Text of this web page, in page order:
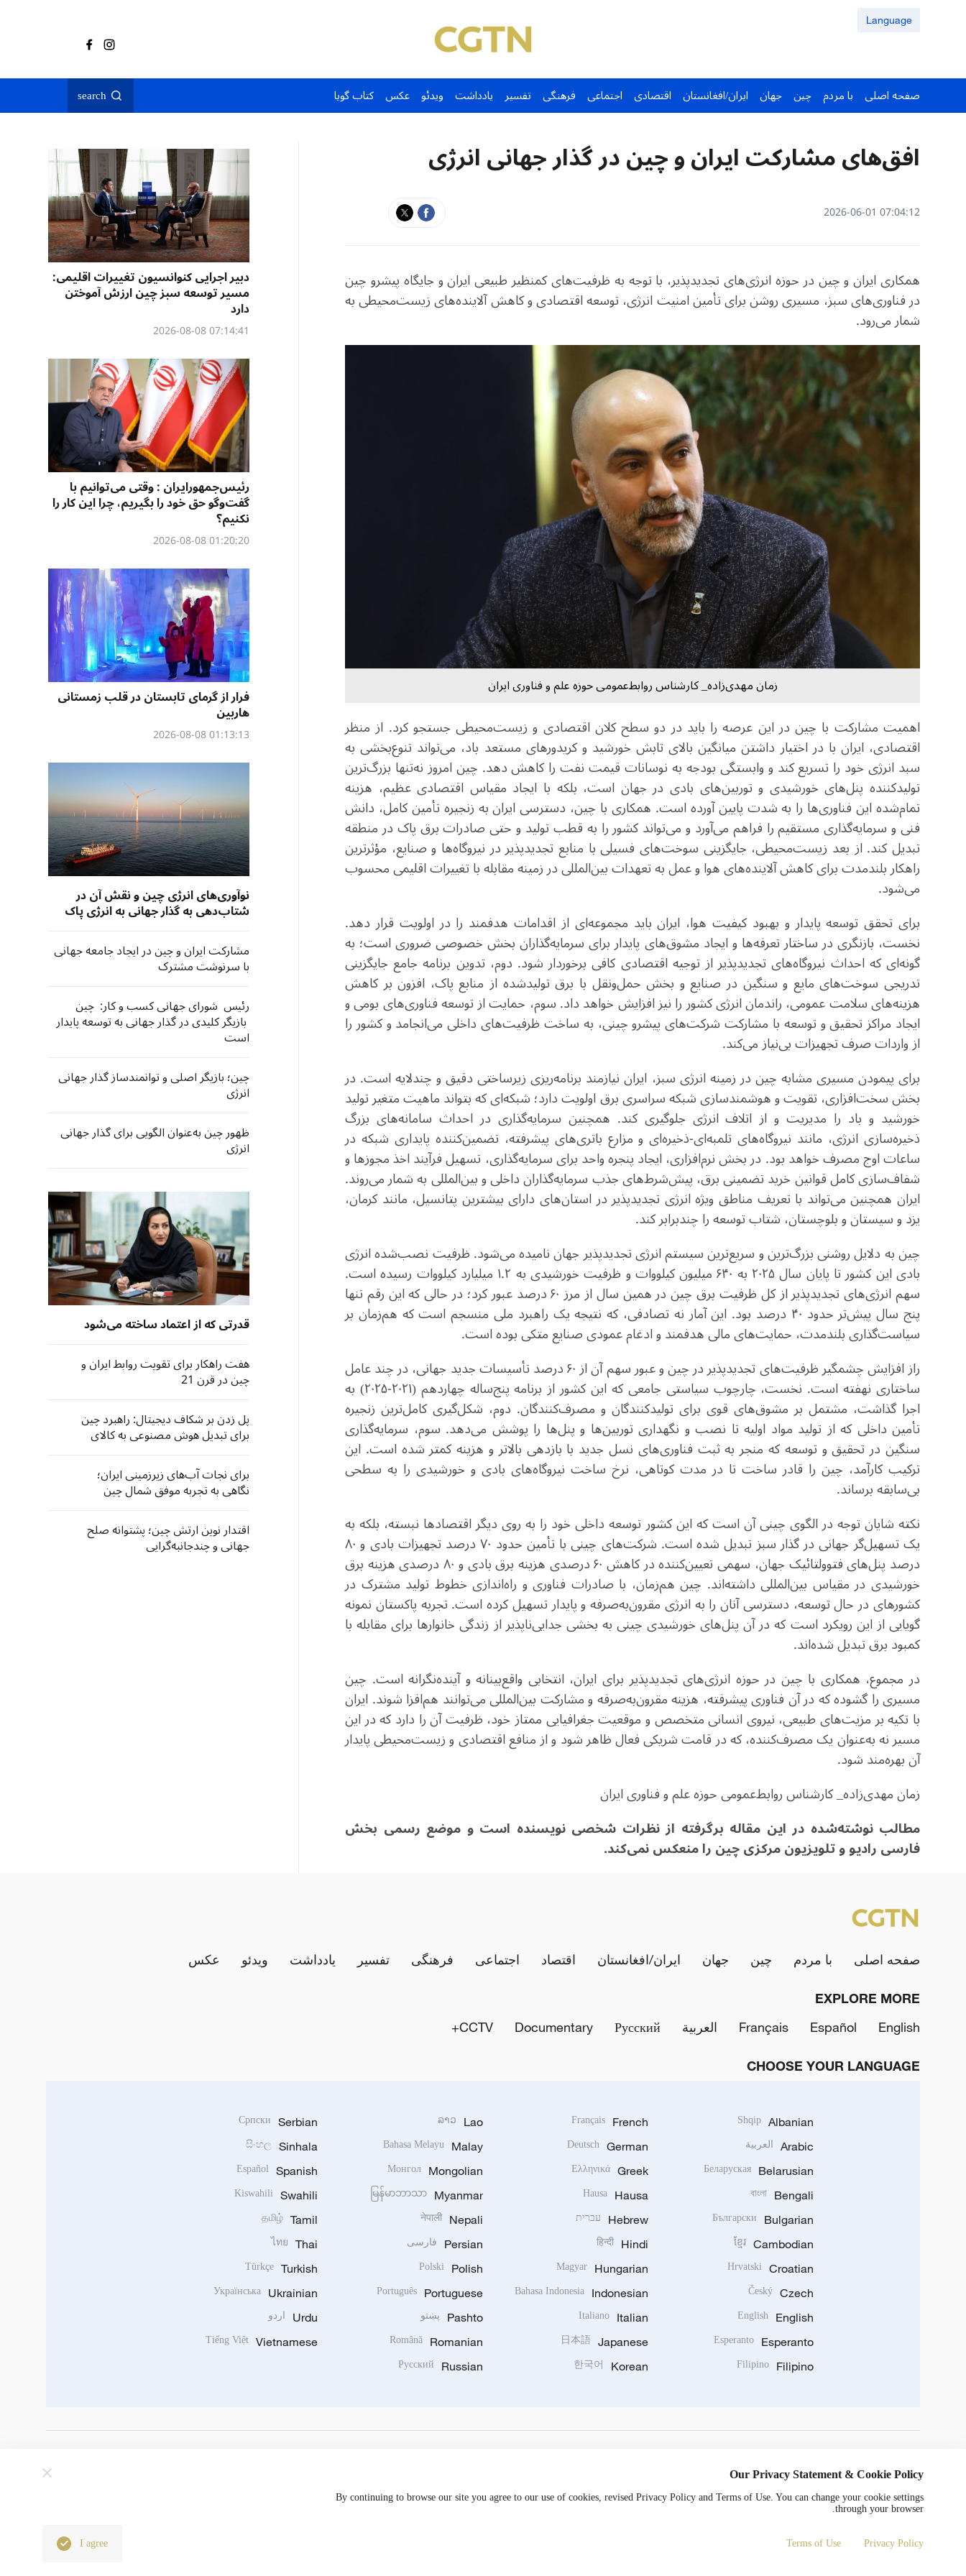
Language
صفحه اصلی با مردم چین جهان ایران/افغانستان اقتصادی اجتماعی فرهنگی تفسیر یادداشت ویدئو عکس کتاب گویا search
افق‌های مشارکت ایران و چین در گذار جهانی انرژی
07:04:12 2026-06-01
همکاری ایران و چین در حوزه انرژی‌های تجدیدپذیر، با توجه به ظرفیت‌های کمنظیر طبیعی ایران و جایگاه پیشرو چین
در فناوری‌های سبز، مسیری روشن برای تأمین امنیت انرژی، توسعه اقتصادی و کاهش آلاینده‌های زیست‌محیطی به
شمار می‌رود.
زمان مهدی‌زاده_ کارشناس روابط‌عمومی حوزه علم و فناوری ایران
اهمیت مشارکت با چین در این عرصه را باید در دو سطح کلان اقتصادی و زیست‌محیطی جستجو کرد. از منظر
اقتصادی، ایران با در اختیار داشتن میانگین بالای تابش خورشید و کریدورهای مستعد باد، می‌تواند تنوع‌بخشی به
سبد انرژی خود را تسریع کند و وابستگی بودجه به نوسانات قیمت نفت را کاهش دهد. چین امروز نه‌تنها بزرگ‌ترین
تولیدکننده پنل‌های خورشیدی و توربین‌های بادی در جهان است، بلکه با ایجاد مقیاس اقتصادی عظیم، هزینه
تمام‌شده این فناوری‌ها را به شدت پایین آورده است. همکاری با چین، دسترسی ایران به زنجیره تأمین کامل، دانش
فنی و سرمایه‌گذاری مستقیم را فراهم می‌آورد و می‌تواند کشور را به قطب تولید و حتی صادرات برق پاک در منطقه
تبدیل کند. از بعد زیست‌محیطی، جایگزینی سوخت‌های فسیلی با منابع تجدیدپذیر در نیروگاه‌ها و صنایع، مؤثرترین
راهکار بلندمدت برای کاهش آلاینده‌های هوا و عمل به تعهدات بین‌المللی در زمینه مقابله با تغییرات اقلیمی محسوب
می‌شود.
برای تحقق توسعه پایدار و بهبود کیفیت هوا، ایران باید مجموعه‌ای از اقدامات هدفمند را در اولویت قرار دهد.
نخست، بازنگری در ساختار تعرفه‌ها و ایجاد مشوق‌های پایدار برای سرمایه‌گذاران بخش خصوصی ضروری است؛ به
گونه‌ای که احداث نیروگاه‌های تجدیدپذیر از توجیه اقتصادی کافی برخوردار شود. دوم، تدوین برنامه جامع جایگزینی
تدریجی سوخت‌های مایع و سنگین در صنایع و بخش حمل‌ونقل با برق تولیدشده از منابع پاک، افزون بر کاهش
هزینه‌های سلامت عمومی، راندمان انرژی کشور را نیز افزایش خواهد داد. سوم، حمایت از توسعه فناوری‌های بومی و
ایجاد مراکز تحقیق و توسعه با مشارکت شرکت‌های پیشرو چینی، به ساخت ظرفیت‌های داخلی می‌انجامد و کشور را
از واردات صرف تجهیزات بی‌نیاز می‌کند.
برای پیمودن مسیری مشابه چین در زمینه انرژی سبز، ایران نیازمند برنامه‌ریزی زیرساختی دقیق و چندلایه است. در
بخش سخت‌افزاری، تقویت و هوشمندسازی شبکه سراسری برق اولویت دارد؛ شبکه‌ای که بتواند ماهیت متغیر تولید
خورشید و باد را مدیریت و از اتلاف انرژی جلوگیری کند. همچنین سرمایه‌گذاری در احداث سامانه‌های بزرگ
ذخیره‌سازی انرژی، مانند نیروگاه‌های تلمبه‌ای-ذخیره‌ای و مزارع باتری‌های پیشرفته، تضمین‌کننده پایداری شبکه در
ساعات اوج مصرف خواهد بود. در بخش نرم‌افزاری، ایجاد پنجره واحد برای سرمایه‌گذاری، تسهیل فرآیند اخذ مجوزها و
شفاف‌سازی کامل قوانین خرید تضمینی برق، پیش‌شرط‌های جذب سرمایه‌گذاران داخلی و بین‌المللی به شمار می‌روند.
ایران همچنین می‌تواند با تعریف مناطق ویژه انرژی تجدیدپذیر در استان‌های دارای بیشترین پتانسیل، مانند کرمان،
یزد و سیستان و بلوچستان، شتاب توسعه را چندبرابر کند.
چین به دلایل روشنی بزرگ‌ترین و سریع‌ترین سیستم انرژی تجدیدپذیر جهان نامیده می‌شود. ظرفیت نصب‌شده انرژی
بادی این کشور تا پایان سال ۲۰۲۵ به ۶۴۰ میلیون کیلووات و ظرفیت خورشیدی به ۱.۲ میلیارد کیلووات رسیده است.
سهم انرژی‌های تجدیدپذیر از کل ظرفیت برق چین در همین سال از مرز ۶۰ درصد عبور کرد؛ در حالی که این رقم تنها
پنج سال پیش‌تر حدود ۴۰ درصد بود. این آمار نه تصادفی، که نتیجه یک راهبرد ملی منسجم است که هم‌زمان بر
سیاست‌گذاری بلندمدت، حمایت‌های مالی هدفمند و ادغام عمودی صنایع متکی بوده است.
راز افزایش چشمگیر ظرفیت‌های تجدیدپذیر در چین و عبور سهم آن از ۶۰ درصد تأسیسات جدید جهانی، در چند عامل
ساختاری نهفته است. نخست، چارچوب سیاستی جامعی که این کشور از برنامه پنج‌ساله چهاردهم (۲۰۲۱-۲۰۲۵) به
اجرا گذاشت، مشتمل بر مشوق‌های قوی برای تولیدکنندگان و مصرف‌کنندگان. دوم، شکل‌گیری کامل‌ترین زنجیره
تأمین داخلی که از تولید مواد اولیه تا نصب و نگهداری توربین‌ها و پنل‌ها را پوشش می‌دهد. سوم، سرمایه‌گذاری
سنگین در تحقیق و توسعه که منجر به ثبت فناوری‌های نسل جدید با بازدهی بالاتر و هزینه کمتر شده است. این
ترکیب کارآمد، چین را قادر ساخت تا در مدت کوتاهی، نرخ ساخت نیروگاه‌های بادی و خورشیدی را به سطحی
بی‌سابقه برساند.
نکته شایان توجه در الگوی چینی آن است که این کشور توسعه داخلی خود را به روی دیگر اقتصادها نبسته، بلکه به
یک تسهیل‌گر جهانی در گذار سبز تبدیل شده است. شرکت‌های چینی با تأمین حدود ۷۰ درصد تجهیزات بادی و ۸۰
درصد پنل‌های فتوولتائیک جهان، سهمی تعیین‌کننده در کاهش ۶۰ درصدی هزینه برق بادی و ۸۰ درصدی هزینه برق
خورشیدی در مقیاس بین‌المللی داشته‌اند. چین هم‌زمان، با صادرات فناوری و راه‌اندازی خطوط تولید مشترک در
کشورهای در حال توسعه، دسترسی آنان را به انرژی مقرون‌به‌صرفه و پایدار تسهیل کرده است. تجربه پاکستان نمونه
گویایی از این رویکرد است که در آن پنل‌های خورشیدی چینی به بخشی جدایی‌ناپذیر از زندگی خانوارها برای مقابله با
کمبود برق تبدیل شده‌اند.
در مجموع، همکاری با چین در حوزه انرژی‌های تجدیدپذیر برای ایران، انتخابی واقع‌بینانه و آینده‌نگرانه است. چین
مسیری را گشوده که در آن فناوری پیشرفته، هزینه مقرون‌به‌صرفه و مشارکت بین‌المللی می‌توانند هم‌افزا شوند. ایران
با تکیه بر مزیت‌های طبیعی، نیروی انسانی متخصص و موقعیت جغرافیایی ممتاز خود، ظرفیت آن را دارد که در این
مسیر نه به‌عنوان یک مصرف‌کننده، که در قامت شریکی فعال ظاهر شود و از منافع اقتصادی و زیست‌محیطی پایدار
آن بهره‌مند شود.
زمان مهدی‌زاده_ کارشناس روابط‌عمومی حوزه علم و فناوری ایران
مطالب نوشته‌شده در این مقاله برگرفته از نظرات شخصی نویسنده است و موضع رسمی بخش
فارسی رادیو و تلویزیون مرکزی چین را منعکس نمی‌کند.
دبیر اجرایی کنوانسیون تغییرات اقلیمی:
مسیر توسعه سبز چین ارزش آموختن
دارد
07:14:41 2026-08-08
رئیس‌جمهورایران : وقتی می‌توانیم با
گفت‌وگو حق خود را بگیریم، چرا این کار را
نکنیم؟
01:20:20 2026-08-08
فرار از گرمای تابستان در قلب زمستانی
هاربین
01:13:13 2026-08-08
نوآوری‌های انرژی چین و نقش آن در
شتاب‌دهی به گذار جهانی به انرژی پاک
مشارکت ایران و چین در ایجاد جامعه جهانی
با سرنوشت مشترک
رئیس شورای جهانی کسب و کار: چین
بازیگر کلیدی در گذار جهانی به توسعه پایدار
است
چین؛ بازیگر اصلی و توانمندساز گذار جهانی
انرژی
ظهور چین به‌عنوان الگویی برای گذار جهانی
انرژی
قدرتی که از اعتماد ساخته می‌شود
هفت راهکار برای تقویت روابط ایران و
چین در قرن 21
پل زدن بر شکاف دیجیتال: راهبرد چین
برای تبدیل هوش مصنوعی به کالای
عمومی جهانی
برای نجات آب‌های زیرزمینی ایران؛
نگاهی به تجربه موفق شمال چین
اقتدار نوین ارتش چین؛ پشتوانه‌ صلح
جهانی و چندجانبه‌گرایی
صفحه اصلی با مردم چین جهان ایران/افغانستان اقتصاد اجتماعی فرهنگی تفسیر یادداشت ویدئو عکس
EXPLORE MORE
English
Español
Français العربية Русский
Documentary
CCTV+
CHOOSE YOUR LANGUAGE
Albanian
Shqip
Arabic العربية
Belarusian
Беларуская
Bengali
বাংলা
Bulgarian
Български
Cambodian
ខ្មែរ
Croatian
Hrvatski
Czech
Český
English
English
Esperanto
Esperanto
Filipino
Filipino
French
Français
German
Deutsch
Greek
Ελληνικά
Hausa
Hausa
Hebrew עברית
Hindi
हिन्दी
Hungarian
Magyar
Indonesian
Bahasa Indonesia
Italian
Italiano
Japanese
日本語
Korean
한국어
Lao
ລາວ
Malay
Bahasa Melayu
Mongolian
Монгол
Myanmar
မြန်မာဘာသာ
Nepali
नेपाली
Persian فارسی
Polish
Polski
Portuguese
Português
Pashto پښتو
Romanian
Română
Russian
Русский
Serbian
Српски
Sinhala
සිංහල
Spanish
Español
Swahili
Kiswahili
Tamil
தமிழ்
Thai
ไทย
Turkish
Türkçe
Ukrainian
Українська
Urdu اردو
Vietnamese
Tiếng Việt
Copyright © 2024 CGTN.
京ICP备20000184号
Our Privacy Statement & Cookie Policy
By continuing to browse our site you agree to our use of cookies, revised Privacy Policy and Terms of Use. You can change your cookie settings
through your browser.
Privacy Policy
Terms of Use
I agree